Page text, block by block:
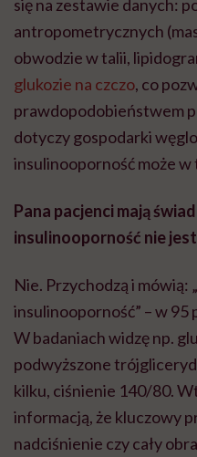
się na zestawie danych:
antropometrycznych
obwodzie w talii,
glukozie na czczo, co
prawdopodobieństwem
dotyczy gospodarki
insulinooporność może w
Pana pacjenci mają
insulinooporność nie
Nie. Przychodzą i mówią:
insulinooporność” – w
W badaniach widzę np.
podwyższone
kilku, ciśnienie 140/80.
informacją, że kluczowy
nadciśnienie czy cały